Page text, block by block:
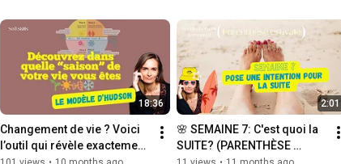
18:36
Changement de vie ? Voici
l’outil qui révèle exactement
2:01
🌸 SEMAINE 7: C'est quoi la
SUITE? (PARENTHÈSE